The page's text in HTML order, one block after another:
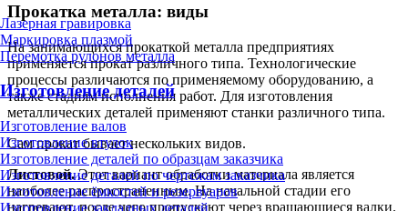
Лазерная гравировка
Маркировка плазмой
Перемотка рулонов металла
Изготовление деталей
Изготовление валов
Изготовление втулок
Изготовление деталей по образцам заказчика
Изготовление деталей по чертежам заказчика
Изготовление ёмкостей и резервуаров
Прокатка металла: виды
На занимающихся прокаткой металла предприятиях
применяется прокат различного типа. Технологические
процессы различаются по применяемому оборудованию, а
также стадиям исполнения работ. Для изготовления
металлических деталей применяют станки различного типа.
Сам прокат бывает нескольких видов.
Листовой.Этот вариант обработки материала является
наиболее распространенным. На начальной стадии его
нагревают, после чего пропускают через вращающиеся валки.